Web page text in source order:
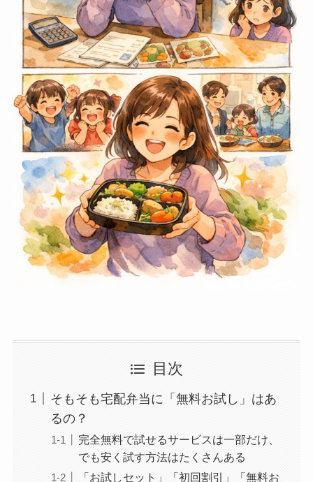
目次
そもそも宅配弁当に「無料お試し」はあ
るの？
完全無料で試せるサービスは一部だけ、
でも安く試す方法はたくさんある
「お試しセット」「初回割引」「無料お